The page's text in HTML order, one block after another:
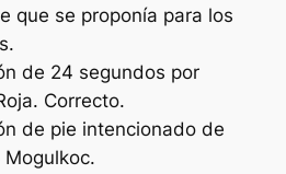
que se proponía para los
de 24 segundos por
Correcto.
de pie intencionado de